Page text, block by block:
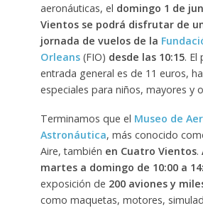
aeronáuticas, el domingo 1 de
Vientos se podrá disfrutar de
jornada de vuelos de la
Orleans(FIO) desde las 10:15. El
entrada general es de 11 euros,
especiales para niños, mayores y
Terminamos que el Museo de
Astronáutica, más conocido
Aire, también en Cuatro Vientos.
martes a domingo de 10:00 a
exposición de 200 aviones y
como maquetas, motores,